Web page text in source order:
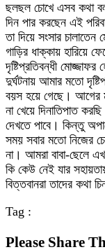
ছলছল চোখে এসব কথা
দিন পার করছেন এই
তা দিয়ে সংসার
গাড়ির ধাক্কায় হারিয়ে
দৃষ্টিপ্রতিবন্ধী
দুর্ঘটনায় আমার মতো
বয়স হয়ে গেছে। আগের
না খেয়ে দিনাতিপাত
দেখতে পাবে। কিন্তু
সময় সবার মতো নিজের
না। আমরা বাবা-ছেলে
কি কেউ নেই যার
বিত্তবানরা তাদের কথা
Tag :
Please Share